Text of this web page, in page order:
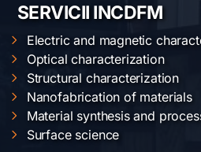
SERVICII INCDFM
Electric and magnetic
Optical characterization
Structural characterization
Nanofabrication of materials
Material synthesis and
Surface science